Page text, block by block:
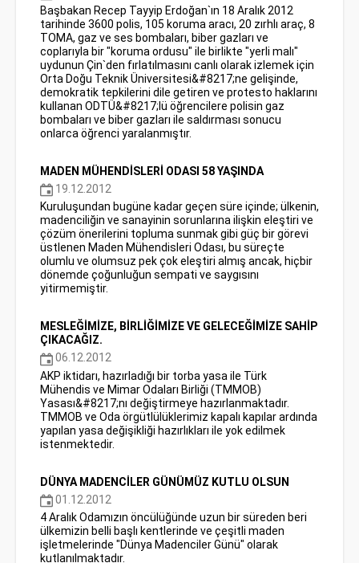
Başbakan Recep Tayyip Erdoğan`ın 18 Aralık 2012
tarihinde 3600 polis, 105 koruma aracı, 20 zırhlı araç, 8
TOMA, gaz ve ses bombaları, biber gazları ve
coplarıyla bir "koruma ordusu" ile birlikte "yerli malı"
uydunun Çin`den fırlatılmasını canlı olarak izlemek için
Orta Doğu Teknik Üniversitesi&#8217;ne gelişinde,
demokratik tepkilerini dile getiren ve protesto haklarını
kullanan ODTÜ&#8217;lü öğrencilere polisin gaz
bombaları ve biber gazları ile saldırması sonucu
onlarca öğrenci yaralanmıştır.
MADEN MÜHENDİSLERİ ODASI 58 YAŞINDA
19.12.2012
Kuruluşundan bugüne kadar geçen süre içinde; ülkenin,
madenciliğin ve sanayinin sorunlarına ilişkin eleştiri ve
çözüm önerilerini topluma sunmak gibi güç bir görevi
üstlenen Maden Mühendisleri Odası, bu süreçte
olumlu ve olumsuz pek çok eleştiri almış ancak, hiçbir
dönemde çoğunluğun sempati ve saygısını
yitirmemiştir.
MESLEĞİMİZE, BİRLİĞİMİZE VE GELECEĞİMİZE SAHİP
ÇIKACAĞIZ.
06.12.2012
AKP iktidarı, hazırladığı bir torba yasa ile Türk
Mühendis ve Mimar Odaları Birliği (TMMOB)
Yasası&#8217;nı değiştirmeye hazırlanmaktadır.
TMMOB ve Oda örgütlülüklerimiz kapalı kapılar ardında
yapılan yasa değişikliği hazırlıkları ile yok edilmek
istenmektedir.
DÜNYA MADENCİLER GÜNÜMÜZ KUTLU OLSUN
01.12.2012
4 Aralık Odamızın öncülüğünde uzun bir süreden beri
ülkemizin belli başlı kentlerinde ve çeşitli maden
işletmelerinde "Dünya Madenciler Günü" olarak
kutlanılmaktadır.